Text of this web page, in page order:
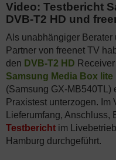
Video: Testbericht
DVB-T2 HD und
Als unabhängiger Berater
Partner von freenet TV
den DVB-T2 HD Receiver
Samsung Media Box lite
(Samsung GX-MB540TL)
Praxistest unterzogen. Im
Lieferumfang,
Testbericht im
Hamburg durchgeführt.